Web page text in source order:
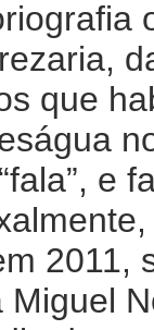
que
e
2011,